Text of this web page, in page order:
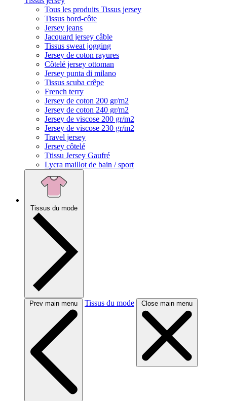
Tous les produits Tissus jersey
Tissus bord-côte
Jersey jeans
Jacquard jersey câble
Tissus sweat jogging
Jersey de coton rayures
Côtelé jersey ottoman
Jersey punta di milano
Tissus scuba crêpe
French terry
Jersey de coton 200 gr/m2
Jersey de coton 240 gr/m2
Jersey de viscose 200 gr/m2
Jersey de viscose 230 gr/m2
Travel jersey
Jersey côtelé
Ttissu Jersey Gaufré
Lycra maillot de bain / sport
Tissus du mode
Prev main menu Tissus du mode Close main menu